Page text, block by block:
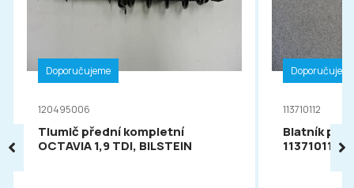
Doporučujeme
120495006
Tlumič přední kompletní
OCTAVIA 1,9 TDI, BILSTEIN
113710112
Blatník
113710112